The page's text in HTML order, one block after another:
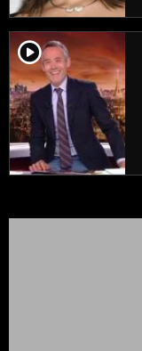
player2